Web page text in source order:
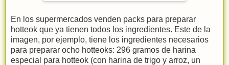
En los supermercados venden packs para preparar
hotteok que ya tienen todos los ingredientes. Este de la
imagen, por ejemplo, tiene los ingredientes necesarios
para preparar ocho hotteoks: 296 gramos de harina
especial para hotteok (con harina de trigo y arroz, un